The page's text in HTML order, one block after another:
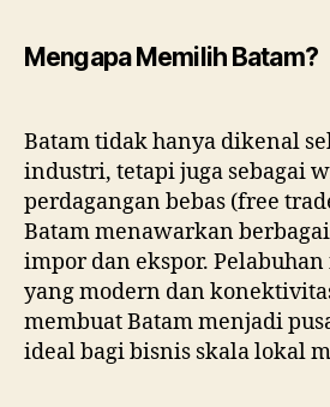
Mengapa Memilih Batam?
Batam tidak hanya dikenal
industri, tetapi juga sebagai
perdagangan bebas (free
Batam menawarkan
impor dan ekspor.
yang modern dan
membuat Batam menjadi
ideal bagi bisnis skala lokal